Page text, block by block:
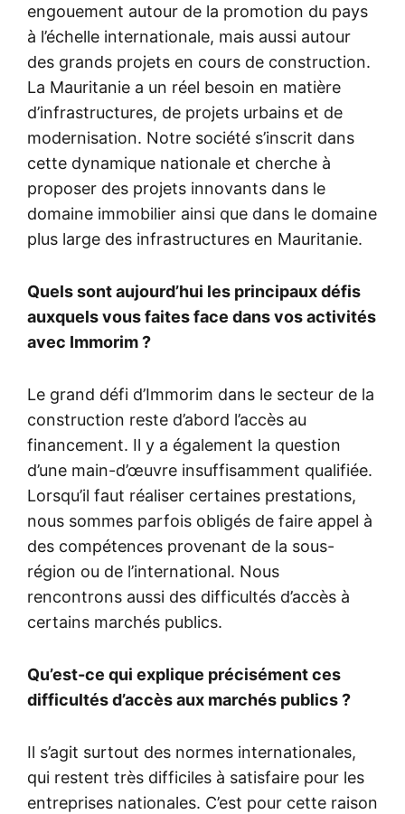
engouement autour de la promotion du pays
à l’échelle internationale, mais aussi autour
des grands projets en cours de construction.
La Mauritanie a un réel besoin en matière
d’infrastructures, de projets urbains et de
modernisation. Notre société s’inscrit dans
cette dynamique nationale et cherche à
proposer des projets innovants dans le
domaine immobilier ainsi que dans le domaine
plus large des infrastructures en Mauritanie.
Quels sont aujourd’hui les principaux défis
auxquels vous faites face dans vos activités
avec Immorim ?
Le grand défi d’Immorim dans le secteur de la
construction reste d’abord l’accès au
financement. Il y a également la question
d’une main-d’œuvre insuffisamment qualifiée.
Lorsqu’il faut réaliser certaines prestations,
nous sommes parfois obligés de faire appel à
des compétences provenant de la sous-
région ou de l’international. Nous
rencontrons aussi des difficultés d’accès à
certains marchés publics.
Qu’est-ce qui explique précisément ces
difficultés d’accès aux marchés publics ?
Il s’agit surtout des normes internationales,
qui restent très difficiles à satisfaire pour les
entreprises nationales. C’est pour cette raison